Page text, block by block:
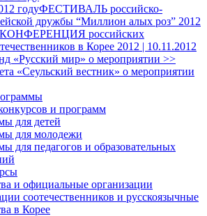
годуФЕСТИВАЛЬ российско-
дружбы “Миллион алых роз” 2012
российских
в Корее 2012 | 10.11.2012
«Русский мир» о мероприятии >>
«Сеульский вестник» о мероприятии
и программ
для детей
для молодежи
для педагогов и образовательных
и официальные организации
соотечественников и русскоязычные
в Корее